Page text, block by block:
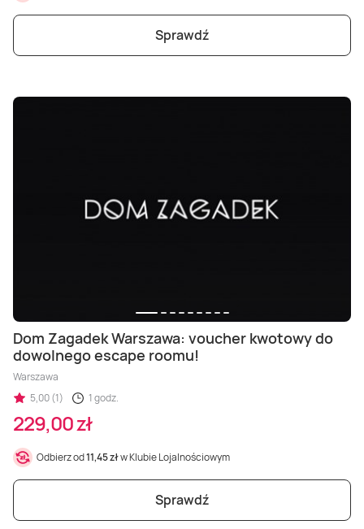
Sprawdź
Dom Zagadek Warszawa: voucher kwotowy do
dowolnego escape roomu!
Warszawa
5,00 (1)
1 godz.
229,00 zł
Odbierz od11,45 złw Klubie Lojalnościowym
Sprawdź